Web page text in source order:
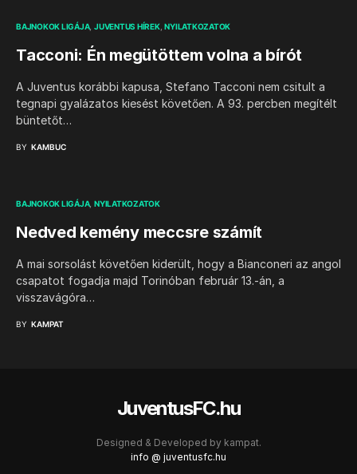
BAJNOKOK LIGÁJA JUVENTUS HÍREK NYILATKOZATOK
Tacconi: Én megütöttem volna a bírót
A Juventus korábbi kapusa, Stefano Tacconi nem csitult a
tegnapi gyalázatos kiesést követően. A 93. percben megítélt
büntetőt…
BY KAMBUC
BAJNOKOK LIGÁJA NYILATKOZATOK
Nedved kemény meccsre számít
A mai sorsolást követően kiderült, hogy a Bianconeri az angol
csapatot fogadja majd Torinóban február 13.-án, a
visszavágóra…
BY KAMPAT
JuventusFC.hu
Designed & Developed by kampat.
info @ juventusfc.hu